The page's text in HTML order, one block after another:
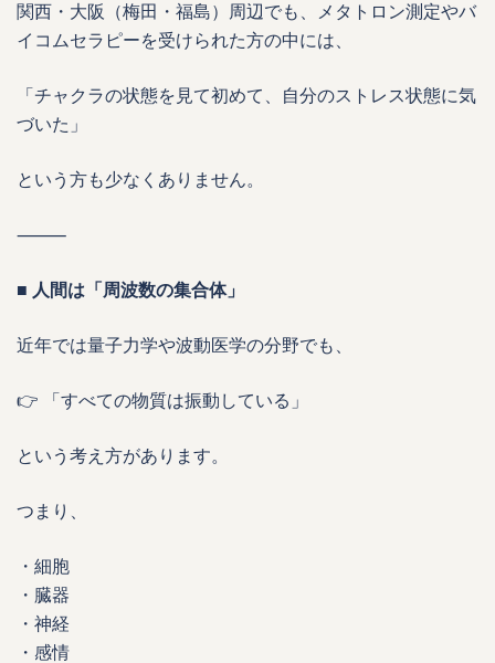
関西・大阪（梅田・福島）周辺でも、メタトロン測定やバ
イコムセラピーを受けられた方の中には、
「チャクラの状態を見て初めて、自分のストレス状態に気
づいた」
という方も少なくありません。
⸻
■ 人間は「周波数の集合体」
近年では量子力学や波動医学の分野でも、
👉 「すべての物質は振動している」
という考え方があります。
つまり、
・細胞
・臓器
・神経
・感情